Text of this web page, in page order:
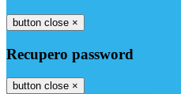
button close ×
Recupero password
button close ×